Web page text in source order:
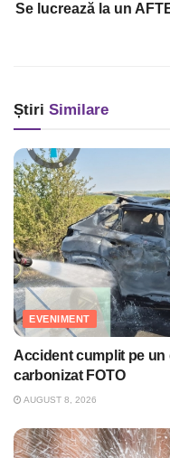
Se lucrează la un
Știri Similare
EVENIMENT
Accident cumplit pe un
carbonizat FOTO
AUGUST 8, 2026